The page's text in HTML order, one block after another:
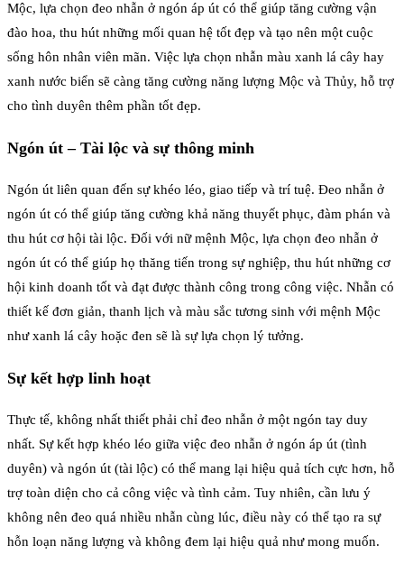
Mộc, lựa chọn đeo nhẫn ở ngón áp út có thể giúp tăng cường vận
đào hoa, thu hút những mối quan hệ tốt đẹp và tạo nên một cuộc
sống hôn nhân viên mãn. Việc lựa chọn nhẫn màu xanh lá cây hay
xanh nước biển sẽ càng tăng cường năng lượng Mộc và Thủy, hỗ trợ
cho tình duyên thêm phần tốt đẹp.
Ngón út – Tài lộc và sự thông minh
Ngón út liên quan đến sự khéo léo, giao tiếp và trí tuệ. Đeo nhẫn ở
ngón út có thể giúp tăng cường khả năng thuyết phục, đàm phán và
thu hút cơ hội tài lộc. Đối với nữ mệnh Mộc, lựa chọn đeo nhẫn ở
ngón út có thể giúp họ thăng tiến trong sự nghiệp, thu hút những cơ
hội kinh doanh tốt và đạt được thành công trong công việc. Nhẫn có
thiết kế đơn giản, thanh lịch và màu sắc tương sinh với mệnh Mộc
như xanh lá cây hoặc đen sẽ là sự lựa chọn lý tưởng.
Sự kết hợp linh hoạt
Thực tế, không nhất thiết phải chỉ đeo nhẫn ở một ngón tay duy
nhất. Sự kết hợp khéo léo giữa việc đeo nhẫn ở ngón áp út (tình
duyên) và ngón út (tài lộc) có thể mang lại hiệu quả tích cực hơn, hỗ
trợ toàn diện cho cả công việc và tình cảm. Tuy nhiên, cần lưu ý
không nên đeo quá nhiều nhẫn cùng lúc, điều này có thể tạo ra sự
hỗn loạn năng lượng và không đem lại hiệu quả như mong muốn.